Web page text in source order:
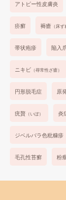
アトピー性皮膚炎
疥癬 褥瘡 （床ず
帯状疱疹 陥入爪
ニキビ （尋常性ざ瘡）
円形脱毛症 原
疣贅 （いぼ） 炎
ジベルバラ色粃糠疹
毛孔性苔癬 粉